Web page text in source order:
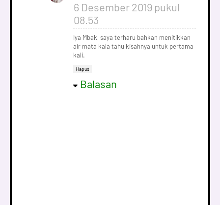
6 Desember 2019 pukul
08.53
Iya Mbak, saya terharu bahkan menitikkan
air mata kala tahu kisahnya untuk pertama
kali.
Hapus
Balasan